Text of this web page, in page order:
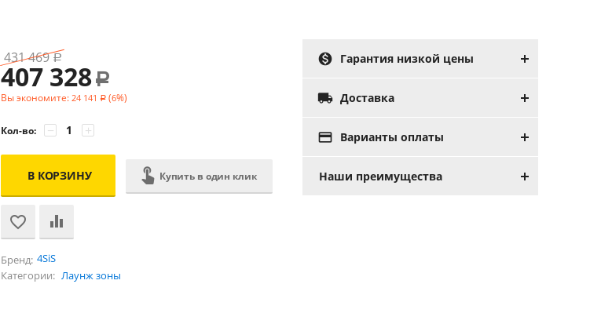
431 469 Р
407 328 Р
Вы экономите: 24 141 Р (6%)
Кол-во: +
−
В КОРЗИНУ Купить в один клик
Бренд: 4SiS
Категории: Лаунж зоны
 Гарантия низкой цены
 Доставка
 Варианты оплаты
Наши преимущества